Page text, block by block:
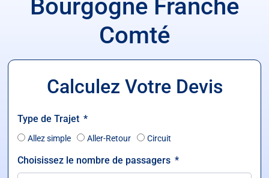
Bourgogne Franche
Comté
Calculez Votre Devis
Type de Trajet
Allez simple Aller-Retour Circuit
Choisissez le nombre de passagers